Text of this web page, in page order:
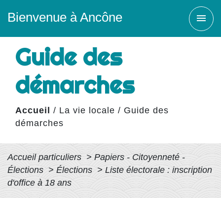
Bienvenue à Ancône menu
Guide des
démarches
Accueil / La vie locale / Guide des
démarches
Accueil particuliers > Papiers - Citoyenneté -
Élections > Élections > Liste électorale : inscription
d'office à 18 ans